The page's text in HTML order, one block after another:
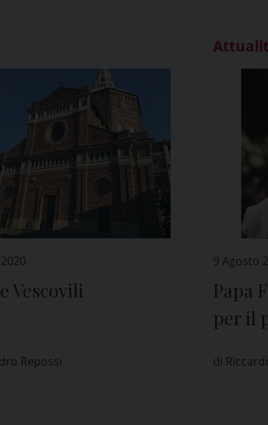
Vescovili
Repossi
9 Agosto
Papa
per il
di